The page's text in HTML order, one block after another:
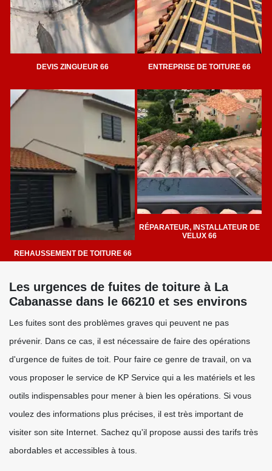
DEVIS ZINGUEUR 66 ENTREPRISE DE TOITURE 66
REHAUSSEMENT DE TOITURE 66
RÉPARATEUR, INSTALLATEUR DE
VELUX 66
Les urgences de fuites de toiture à La
Cabanasse dans le 66210 et ses environs
Les fuites sont des problèmes graves qui peuvent ne pas
prévenir. Dans ce cas, il est nécessaire de faire des opérations
d'urgence de fuites de toit. Pour faire ce genre de travail, on va
vous proposer le service de KP Service qui a les matériels et les
outils indispensables pour mener à bien les opérations. Si vous
voulez des informations plus précises, il est très important de
visiter son site Internet. Sachez qu'il propose aussi des tarifs très
abordables et accessibles à tous.